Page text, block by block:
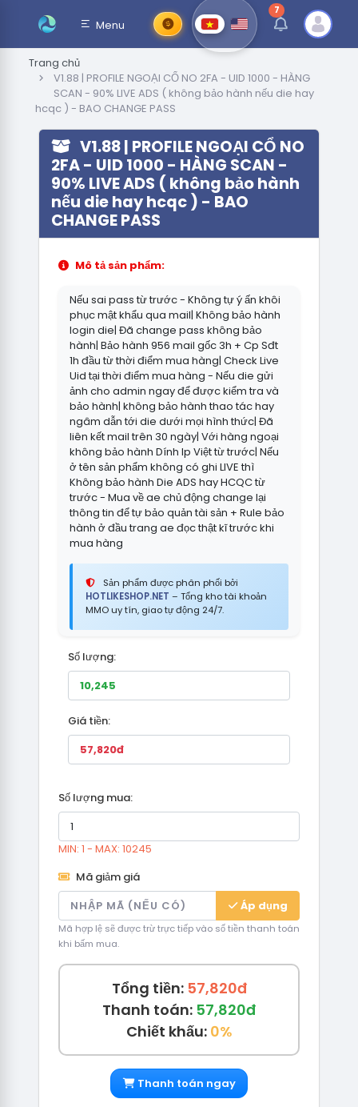
Menu
7thông báo chưa
Trang chủ
V1.88 | PROFILE NGOẠI CỔ NO 2FA - UID 1000 - HÀNG
SCAN - 90% LIVE ADS ( không bảo hành nếu die hay
hcqc ) - BAO CHANGE PASS
V1.88 | PROFILE NGOẠI CỔ NO
2FA - UID 1000 - HÀNG SCAN -
90% LIVE ADS ( không bảo hành
nếu die hay hcqc ) - BAO
CHANGE PASS
Mô tả sản phẩm:
Nếu sai pass từ trước - Không tự ý ấn khôi
phục mật khẩu qua mail| Không bảo hành
login die| Đã change pass không bảo
hành| Bảo hành 956 mail gốc 3h + Cp Sđt
1h đầu từ thời điểm mua hàng| Check Live
Uid tại thời điểm mua hàng - Nếu die gửi
ảnh cho admin ngay để được kiểm tra và
bảo hành| không bảo hành thao tác hay
ngâm dẫn tới die dưới mọi hình thức| Đã
liên kết mail trên 30 ngày| Với hàng ngoại
không bảo hành Dính Ip Việt từ trước| Nếu
ở tên sản phẩm không có ghi LIVE thì
Không bảo hành Die ADS hay HCQC từ
trước - Mua về ae chủ động change lại
thông tin để tự bảo quản tài sản + Rule bảo
hành ở đầu trang ae đọc thật kĩ trước khi
mua hàng
Sản phẩm được phân phối bởi
HOTLIKESHOP.NET – Tổng kho tài khoản
MMO uy tín, giao tự động 24/7.
Số lượng:
Giá tiền:
Số lượng mua:
MIN: 1 - MAX: 10245
Mã giảm giá
Áp dụng
Mã hợp lệ sẽ được trừ trực tiếp vào số tiền thanh toán
khi bấm mua.
Tổng tiền: 57,820đ
Thanh toán: 57,820đ
Chiết khấu: 0%
Thanh toán ngay